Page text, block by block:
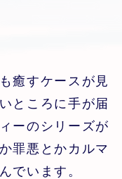
癒すケースが見
ところに手が届
ーのシリーズが
罪悪とかカルマ
でいます。